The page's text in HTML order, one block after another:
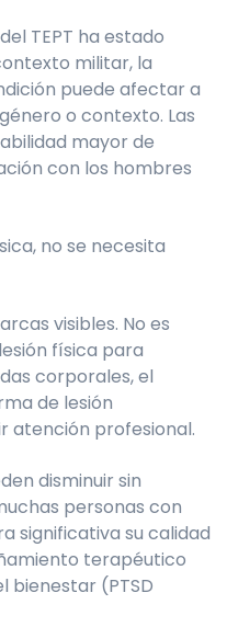
TEPT ha estado
militar, la
puede afectar a
o contexto. Las
mayor de
con los hombres
no se necesita
visibles. No es
física para
corporales, el
de lesión
atención profesional.
disminuir sin
personas con
significativa su calidad
terapéutico
bienestar (PTSD